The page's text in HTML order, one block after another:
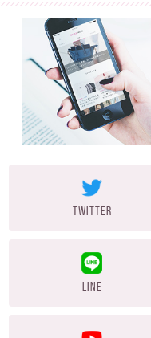
TWITTER
LINE